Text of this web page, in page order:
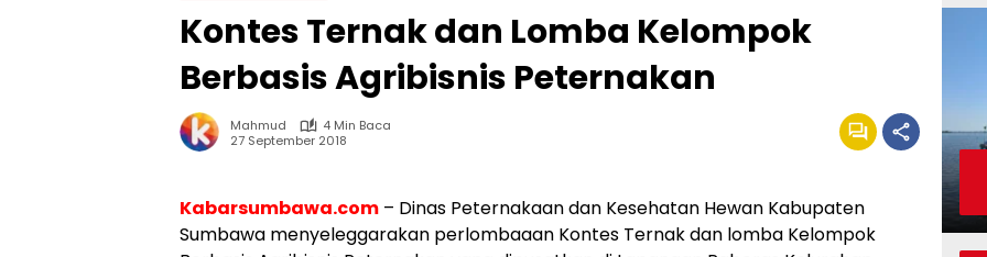
Kontes Ternak dan Lomba Kelompok
Berbasis Agribisnis Peternakan
Mahmud
4 Min Baca
27 September 2018
Kabarsumbawa.com – Dinas Peternakaan dan Kesehatan Hewan Kabupaten
Sumbawa menyeleggarakan perlombaaan Kontes Ternak dan lomba Kelompok